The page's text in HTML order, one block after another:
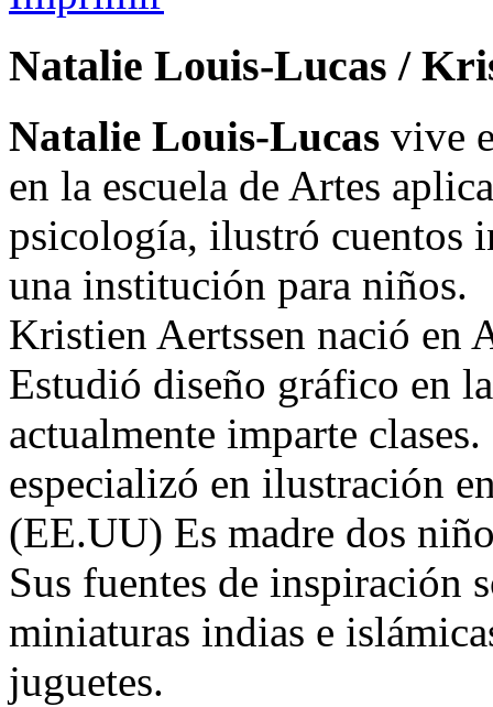
Natalie Louis-Lucas /
Natalie Louis-Lucas vive
en la escuela de Artes
psicología, ilustró cuentos
una institución para niños.
Kristien Aertssen nació en
Estudió diseño gráfico en
actualmente imparte
especializó en ilustración
(EE.UU) Es madre dos
Sus fuentes de inspiración
miniaturas indias e
juguetes.